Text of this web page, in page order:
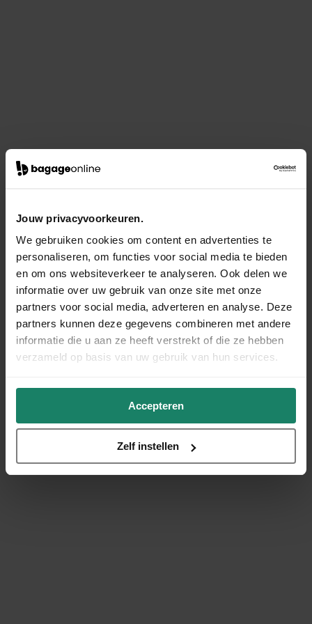
Jouw privacyvoorkeuren.
We gebruiken cookies om content en advertenties te
personaliseren, om functies voor social media te bieden
en om ons websiteverkeer te analyseren. Ook delen we
informatie over uw gebruik van onze site met onze
partners voor social media, adverteren en analyse. Deze
partners kunnen deze gegevens combineren met andere
informatie die u aan ze heeft verstrekt of die ze hebben
verzameld op basis van uw gebruik van hun services.
Accepteren
Zelf instellen